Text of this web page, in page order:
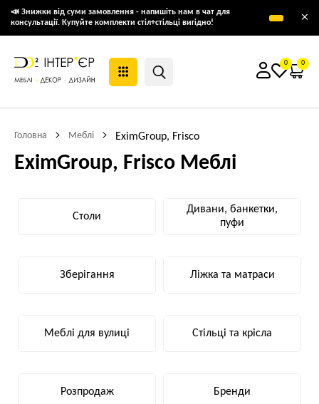
📣 Знижки від суми замовлення - напишіть нам в чат для
консультації. Купуйте комплекти стіл+стільці вигідно!
×
0 0
Головна Меблі EximGroup, Frisco
EximGroup, Frisco Меблі
Столи
Дивани, банкетки,
пуфи
Зберігання Ліжка та матраси
Меблі для вулиці Стільці та крісла
Розпродаж Бренди